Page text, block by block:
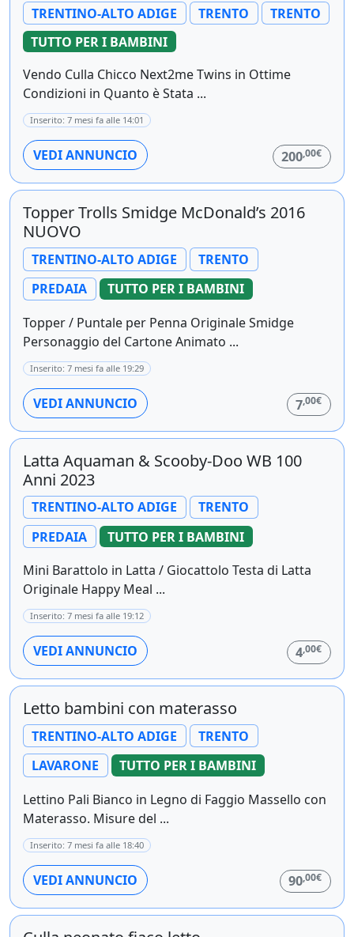
TRENTINO-ALTO ADIGE TRENTO
TRENTO
TUTTO PER I BAMBINI
Vendo Culla Chicco Next2me Twins in Ottime
Condizioni in Quanto è Stata ...
Inserito: 7 mesi fa alle 14:01
VEDI ANNUNCIO 200,00€
Topper Trolls Smidge McDonald’s 2016
NUOVO
TRENTINO-ALTO ADIGE
TRENTO
PREDAIA
TUTTO PER I BAMBINI
Topper / Puntale per Penna Originale Smidge
Personaggio del Cartone Animato ...
Inserito: 7 mesi fa alle 19:29
VEDI ANNUNCIO 7,00€
Latta Aquaman & Scooby-Doo WB 100
Anni 2023
TRENTINO-ALTO ADIGE
TRENTO
PREDAIA
TUTTO PER I BAMBINI
Mini Barattolo in Latta / Giocattolo Testa di Latta
Originale Happy Meal ...
Inserito: 7 mesi fa alle 19:12
VEDI ANNUNCIO 4,00€
Letto bambini con materasso
TRENTINO-ALTO ADIGE
TRENTO
LAVARONE
TUTTO PER I BAMBINI
Lettino Pali Bianco in Legno di Faggio Massello con
Materasso. Misure del ...
Inserito: 7 mesi fa alle 18:40
VEDI ANNUNCIO 90,00€